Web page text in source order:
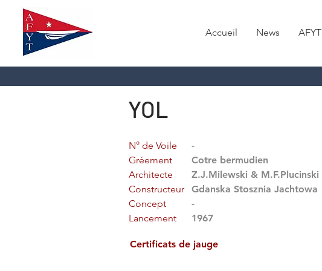
Accueil News AFYT
YOL
N° de Voile
-
Gréement
Cotre bermudien
Architecte
Z.J.Milewski & M.F.Plucinski
Constructeur
Gdanska Stosznia Jachtowa
Concept
-
Lancement
1967
Certificats de jauge